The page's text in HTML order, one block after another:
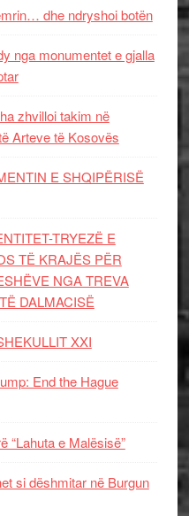
dhe ndryshoi botën
nga monumentet e gjalla
zhvilloi takim në
Arteve të Kosovës
E SHQIPËRISË
TRYEZË E
TË KRAJËS PËR
NGA TREVA
DALMACISË
XXI
End the Hague
“Lahuta e Malësisë”
si dëshmitar në Burgun